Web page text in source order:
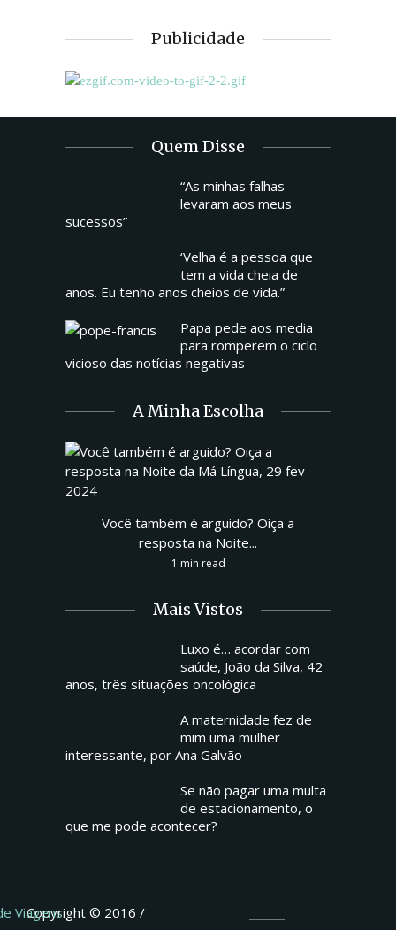
Publicidade
Quem Disse
“As minhas falhas
levaram aos meus
sucessos”
‘Velha é a pessoa que
tem a vida cheia de
anos. Eu tenho anos cheios de vida.”
Papa pede aos media
para romperem o ciclo
vicioso das notícias negativas
A Minha Escolha
Você também é arguido? Oiça a
resposta na Noite...
1 min read
Mais Vistos
Luxo é… acordar com
saúde, João da Silva, 42
anos, três situações oncológica
A maternidade fez de
mim uma mulher
interessante, por Ana Galvão
Se não pagar uma multa
de estacionamento, o
que me pode acontecer?
Copyright © 2016 /
Viagens